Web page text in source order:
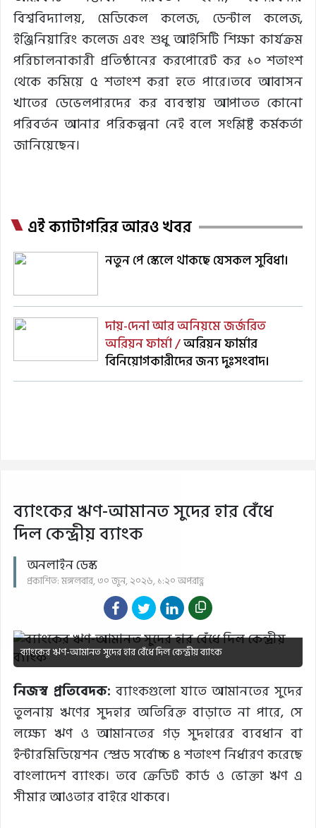
বিশ্ববিদ্যালয়, মেডিকেল কলেজ, ডেন্টাল কলেজ,
ইঞ্জিনিয়ারিং কলেজ এবং শুধু আইসিটি শিক্ষা কার্যক্রম
পরিচালনাকারী প্রতিষ্ঠানের করপোরেট কর ১০ শতাংশ
থেকে কমিয়ে ৫ শতাংশ করা হতে পারে।তবে আবাসন
খাতের ডেভেলপারদের কর ব্যবস্থায় আপাতত কোনো
পরিবর্তন আনার পরিকল্পনা নেই বলে সংশ্লিষ্ট কর্মকর্তা
জানিয়েছেন।
এই ক্যাটাগরির আরও খবর
নতুন পে স্কেলে থাকছে যেসকল সুবিধা।
দায়-দেনা আর অনিয়মে জর্জরিত
অরিয়ন ফার্মা /অরিয়ন ফার্মার
বিনিয়োগকারীদের জন্য দুঃসংবাদ।
ব্যাংকের ঋণ-আমানত সুদের হার বেঁধে
দিল কেন্দ্রীয় ব্যাংক
অনলাইন ডেস্ক
প্রকাশিত: মঙ্গলবার, ৩০ জুন, ২০২৬, ১:২০ অপরাহ্ণ
ব্যাংকের ঋণ-আমানত সুদের হার বেঁধে দিল কেন্দ্রীয় ব্যাংক
নিজস্ব প্রতিবেদক: ব্যাংকগুলো যাতে আমানতের সুদের
তুলনায় ঋণের সুদহার অতিরিক্ত বাড়াতে না পারে, সে
লক্ষ্যে ঋণ ও আমানতের গড় সুদহারের ব্যবধান বা
ইন্টারমিডিয়েশন স্প্রেড সর্বোচ্চ ৪ শতাংশ নির্ধারণ করেছে
বাংলাদেশ ব্যাংক। তবে ক্রেডিট কার্ড ও ভোক্তা ঋণ এ
সীমার আওতার বাইরে থাকবে।